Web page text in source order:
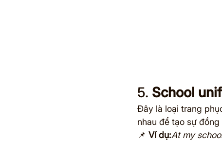
5. School
Đây là loại trang
nhau để tạo sự
📌 Ví dụ:At my